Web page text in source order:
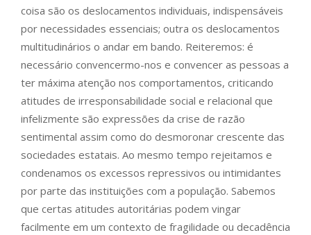
coisa são os deslocamentos individuais, indispensáveis
por necessidades essenciais; outra os deslocamentos
multitudinários o andar em bando. Reiteremos: é
necessário convencermo-nos e convencer as pessoas a
ter máxima atenção nos comportamentos, criticando
atitudes de irresponsabilidade social e relacional que
infelizmente são expressões da crise de razão
sentimental assim como do desmoronar crescente das
sociedades estatais. Ao mesmo tempo rejeitamos e
condenamos os excessos repressivos ou intimidantes
por parte das instituições com a população. Sabemos
que certas atitudes autoritárias podem vingar
facilmente em um contexto de fragilidade ou decadência